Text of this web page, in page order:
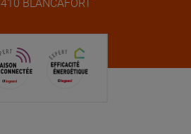
BLANCAFORT